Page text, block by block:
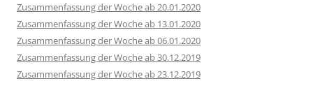
Zusammenfassung der Woche ab 20.01.2020
Zusammenfassung der Woche ab 13.01.2020
Zusammenfassung der Woche ab 06.01.2020
Zusammenfassung der Woche ab 30.12.2019
Zusammenfassung der Woche ab 23.12.2019